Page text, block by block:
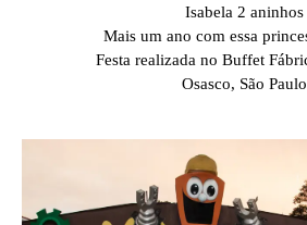
Isabela 2 aninhos
Mais um ano com essa
Festa realizada no Buffet
Osasco, São Paulo